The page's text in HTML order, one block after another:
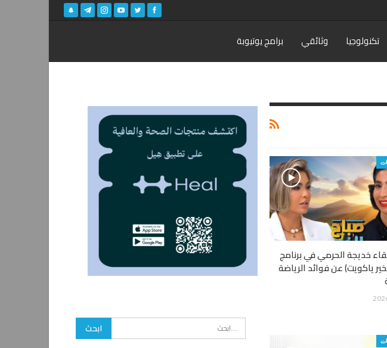
تكنولوجيا وثائقي برامج يوتيوبة
خديجة الحرمي في برنامج
ياكويت) عن فوائد الرياضة